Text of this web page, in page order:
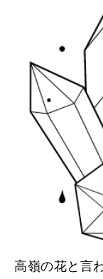
高嶺の花と言